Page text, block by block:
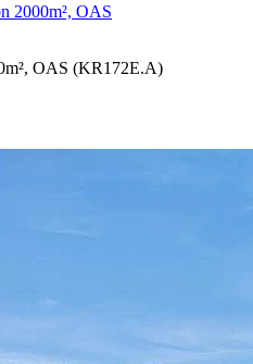
2000m², OAS
OAS (KR172E.A)